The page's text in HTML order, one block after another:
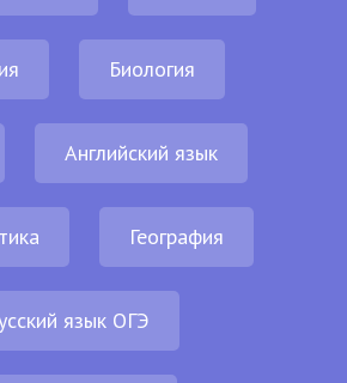
Биология
Английский язык
География
язык ОГЭ